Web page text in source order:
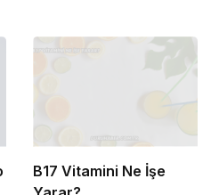
B17 Vitamini Ne İşe